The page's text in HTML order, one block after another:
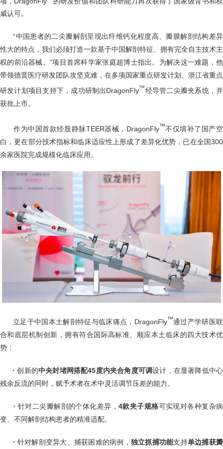
威认可。
“中国患者的二尖瓣解剖呈现出纤维钙化程度高、瓣膜解剖结构差异
性大的特点，我们必须打造一款基于中国解剖特征、拥有完全自主技术主
权的前沿器械。”项目首席科学家张庭超博士指出。为解决这一难题，他
带领德晋医疗研发团队攻坚克难，在多项国家重点研发计划、浙江省重点
研发计划项目支持下，成功研制出DragonFly™经导管二尖瓣夹系统，并
获批上市。
作为中国首款经股静脉TEER器械，DragonFly™不仅填补了国产空
白，更在部分技术指标和临床适应性上形成了差异化优势，已在全国300
余家医院完成规模化临床应用。
立足于中国本土解剖特征与临床痛点，DragonFly™通过产学研医联
合和底层机制创新，拥有符合国际高标准、顺应本土临床的四大技术优
势：
· 创新的中央封堵网搭配45度内夹合角度可调设计，在显著降低中心
残余反流的同时，赋予术者在术中灵活调节压差的能力。
· 针对二尖瓣解剖的个体化差异，4款夹子规格可实现对各种复杂病
变、不同解剖结构患者的精准适配。
· 针对解剖变异大、捕获困难的病例， 独立抓捕功能支持单边捕获瓣